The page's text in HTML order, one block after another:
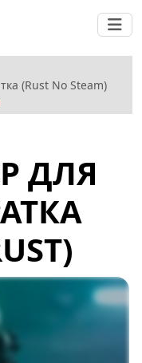
(Rust No Steam)
ДЛЯ